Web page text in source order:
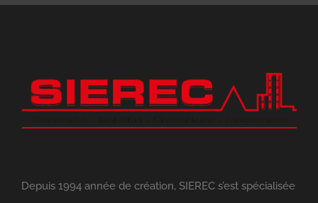
Depuis 1994 année de création, SIEREC s’est spécialisée